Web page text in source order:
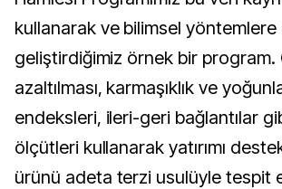
kullanarak ve bilimsel
geliştirdiğimiz örnek bir program.
azaltılması, karmaşıklık ve
endeksleri, ileri-geri bağlantılar
ölçütleri kullanarak yatırımı
ürünü adeta terzi usulüyle tespit